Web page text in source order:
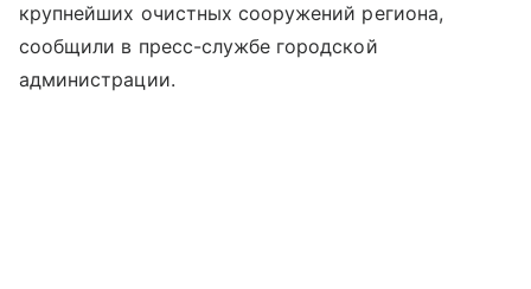
крупнейших очистных сооружений региона,
сообщили в пресс-службе городской
администрации.